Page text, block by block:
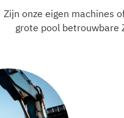
Zijn onze eigen machines
grote pool betrouwbare